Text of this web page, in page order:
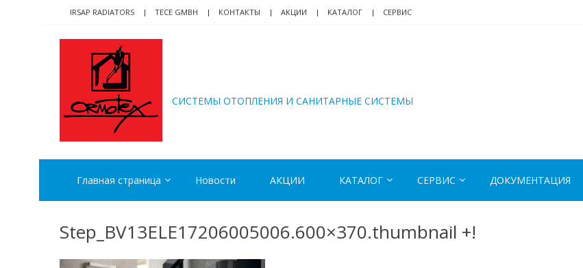
navigation
content
IRSAP RADIATORS TECE GMBH КОНТАКТЫ АКЦИИ КАТАЛОГ СЕРВИС
CИСТЕМЫ ОТОПЛЕНИЯ И САНИТАРНЫЕ СИСТЕМЫ
Главная страница Новости АКЦИИ КАТАЛОГ СЕРВИС ДОКУМЕНТАЦИЯ
Step_BV13ELE17206005006.600×370.thumbnail +!